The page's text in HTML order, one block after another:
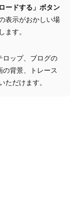
ードする」ボタン
表示がおかしい場
ます。
ロップ、ブログの
の背景、トレース
ただけます。